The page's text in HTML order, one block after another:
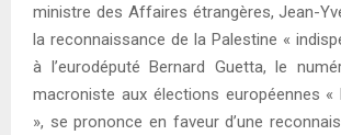
ministre des Affaires étrangères, Jean-
la reconnaissance de la Palestine «
à l’eurodéputé Bernard Guetta, le
macroniste aux élections européennes «
», se prononce en faveur d’une